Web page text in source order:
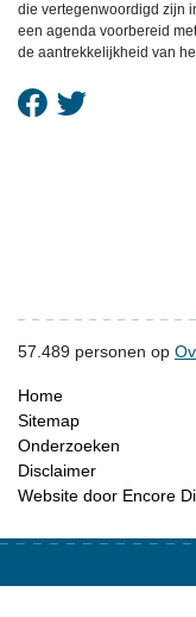
die vertegenwoordigd zijn
een agenda voorbereid
de aantrekkelijkheid van
57.489 personen op
Home
Sitemap
Onderzoeken
Disclaimer
Website door Encore